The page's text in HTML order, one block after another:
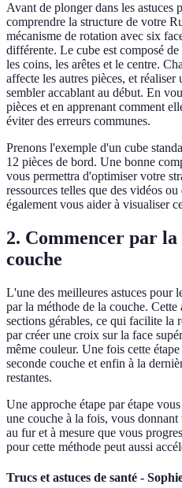
Avant de plonger dans les astuces
comprendre la structure de votre
mécanisme de rotation avec six
différente. Le cube est composé de
les coins, les arêtes et le centre.
affecte les autres pièces, et
sembler accablant au début. En
pièces et en apprenant comment
éviter des erreurs communes.
Prenons l'exemple d'un cube
12 pièces de bord. Une bonne
vous permettra d'optimiser votre
ressources telles que des vidéos
également vous aider à visualiser
2. Commencer par la
couche
L'une des meilleures astuces pour
par la méthode de la couche.
sections gérables, ce qui facilite la
par créer une croix sur la face
même couleur. Une fois cette
seconde couche et enfin à la
restantes.
Une approche étape par étape
une couche à la fois, vous
au fur et à mesure que vous
pour cette méthode peut aussi
Trucs et astuces de santé -